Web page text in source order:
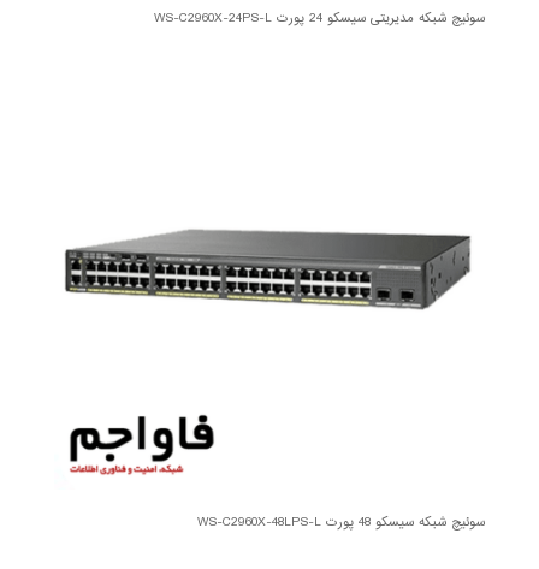
سوئیچ شبکه مدیریتی سیسکو 24 پورت WS-C2960X-24PS-L
سوئیچ شبکه سیسکو 48 پورت WS-C2960X-48LPS-L